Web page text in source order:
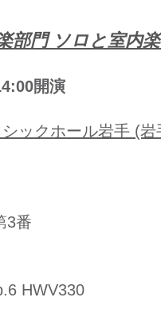
部門 ソロと室内
開演
シックホール岩手 (
3番
HWV330